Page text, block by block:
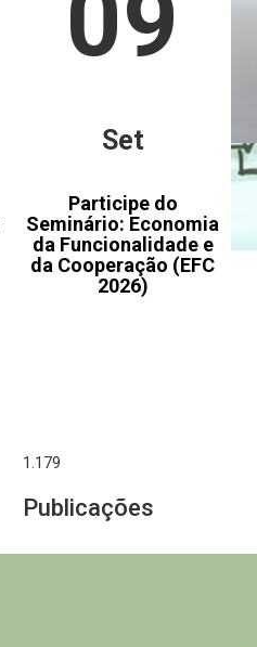
Set
Participe do
Seminário: Economia
da Funcionalidade e
da Cooperação (EFC
2026)
1.424
Publicações